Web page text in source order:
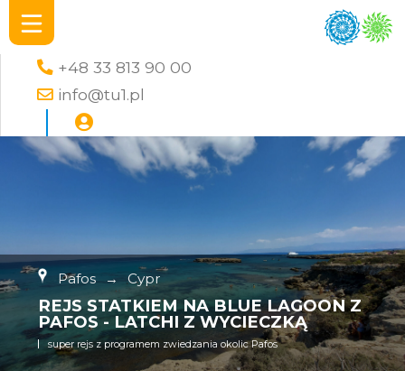
+48 33 813 90 00
info@tu1.pl
Pafos → Cypr
REJS STATKIEM NA BLUE LAGOON Z
PAFOS - LATCHI Z WYCIECZKĄ
super rejs z programem zwiedzania okolic Pafos